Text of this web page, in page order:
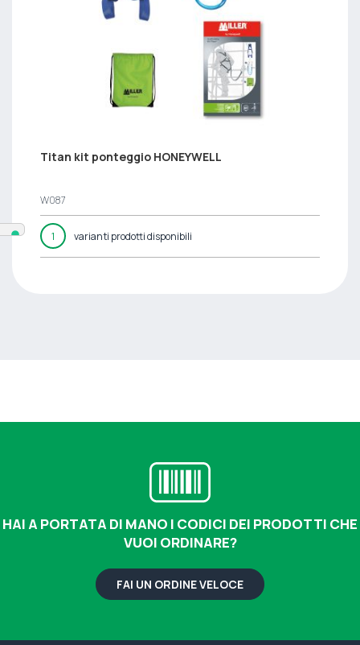
Titan kit ponteggio HONEYWELL
W087
1 varianti prodotti disponibili
HAI A PORTATA DI MANO I CODICI DEI PRODOTTI CHE
VUOI ORDINARE?
FAI UN ORDINE VELOCE